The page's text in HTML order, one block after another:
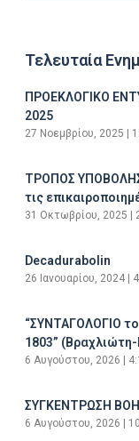
Τελευταία
ΠΡΟΕΚΛΟΓΙΚΟ
2025
27 Νοεμβρίου, 2025
ΤΡΟΠΟΣ
τις
31 Οκτωβρίου, 2025
Decadurabolin
26 Ιανουαρίου, 2024
“ΣΥΝΤΑΓΟΛΟΓΙΟ
1803”
6 Αυγούστου, 2026
ΣΥΓΚΕΝΤΡΩΣΗ
6 Αυγούστου, 2026